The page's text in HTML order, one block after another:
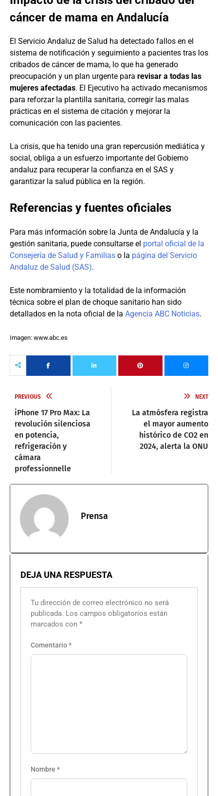
cáncer de mama en Andalucía
El Servicio Andaluz de Salud ha detectado fallos en el
sistema de notificación y seguimiento a pacientes tras los
cribados de cáncer de mama, lo que ha generado
preocupación y un plan urgente para revisar a todas las
mujeres afectadas. El Ejecutivo ha activado mecanismos
para reforzar la plantilla sanitaria, corregir las malas
prácticas en el sistema de citación y mejorar la
comunicación con las pacientes.
La crisis, que ha tenido una gran repercusión mediática y
social, obliga a un esfuerzo importante del Gobierno
andaluz para recuperar la confianza en el SAS y
garantizar la salud pública en la región.
Referencias y fuentes oficiales
Para más información sobre la Junta de Andalucía y la
gestión sanitaria, puede consultarse el portal oficial de la
Consejería de Salud y Familias o la página del Servicio
Andaluz de Salud (SAS).
Este nombramiento y la totalidad de la información
técnica sobre el plan de choque sanitario han sido
detallados en la nota oficial de la Agencia ABC Noticias.
Imagen: www.abc.es
PREVIOUS
iPhone 17 Pro Max: La
revolución silenciosa
en potencia,
refrigeración y
cámara
professionnelle
NEXT
La atmósfera registra
el mayor aumento
histórico de CO2 en
2024, alerta la ONU
Prensa
DEJA UNA RESPUESTA
Tu dirección de correo electrónico no será
publicada. Los campos obligatorios están
marcados con *
Comentario*
Nombre *